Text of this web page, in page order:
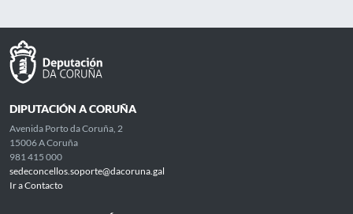
DIPUTACIÓN A CORUÑA
Avenida Porto da Coruña, 2
15006 A Coruña
981 415 000
sedeconcellos.soporte@dacoruna.gal
Ir a Contacto